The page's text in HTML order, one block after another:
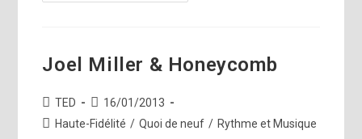
Joel Miller & Honeycomb
Auteur/autrice
de
TED
Publication
publiée :
16/01/2013
PostHaute-Fidélité / Quoi de neuf / Rythme et Musique